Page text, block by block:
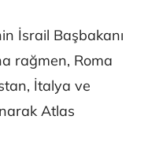
İsrail Başbakanı
rağmen, Roma
İtalya ve
Atlas